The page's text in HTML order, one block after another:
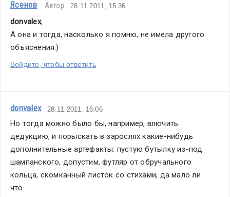
Ясенов Автор 28.11.2011, 15:36
donvalex,
А она и тогда, насколько я помню, не имела другого
объяснения:)
Войдите, чтобы ответить
donvalex 28.11.2011, 16:06
Но тогда можно было бы, например, влючить
дедукцию, и порыскать в зарослях какие-нибудь
дополнительные артефакты: пустую бутылку из-под
шампанского, допустим, футляр от обручального
кольца, скомканный листок со стихами, да мало ли
что...